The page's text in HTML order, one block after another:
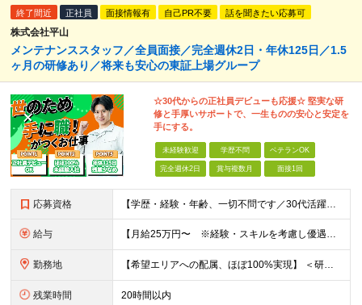
終了間近 正社員 面接情報有 自己PR不要 話を聞きたい応募可
株式会社平山
メンテナンススタッフ／全員面接／完全週休2日・年休125日／1.5
ヶ月の研修あり／将来も安心の東証上場グループ
☆30代からの正社員デビューも応援☆ 堅実な研
修と手厚いサポートで、一生ものの安心と安定を
手にする。
未経験歓迎 学歴不問 ベテランOK
完全週休2日 賞与複数月 面接1回
応募資格 【学歴・経験・年齢、一切不問です／30代活躍中！】 ◆職種・業種未経験歓迎 ◆社会人未経験歓迎 ◆第二新卒歓迎 ◆ブランクOK ◆学歴不問（中卒の方も活躍中） ◆転職回数不問 ≪応募を迷っている方へ
給与 【月給25万円〜 ※経験・スキルを考慮し優遇】 ◎経験・年齢によりさらに優遇あり（詳細は面接時にご確認ください） ◎残業代は全額支給 ◎各種手当込みの金額です ◎試用期間2か月（試用期間中の給与・待遇
勤務地 【希望エリアへの配属、ほぼ100%実現】 ＜研修中＞ 株式会社平山 関東研修センター 東京都福生市東町10-1 NTビル3-3階B （JR青梅線「福生駅」東口より徒歩3分） ※研修中の寮費は会社負担・
残業時間 20時間以内